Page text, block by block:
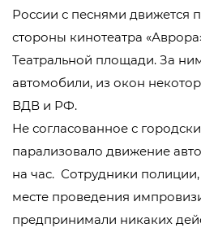
России с песнями движется
стороны кинотеатра
Театральной площади. За
автомобили, из окон
ВДВ и РФ.
Не согласованное с
парализовало движение
на час. Сотрудники
месте проведения
предпринимали никаких